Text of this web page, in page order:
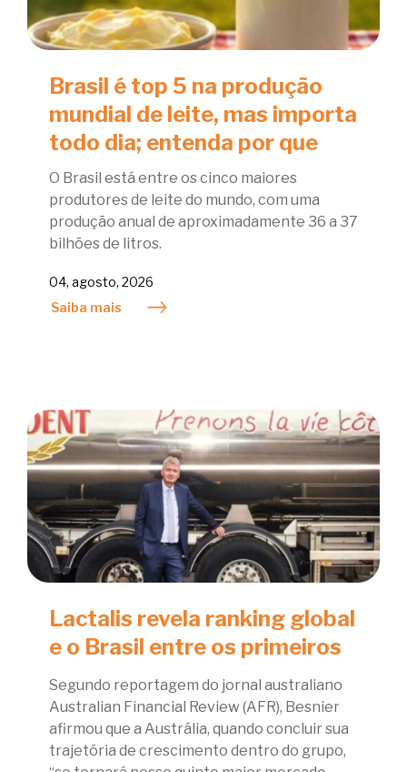
Brasil é top 5 na produção
mundial de leite, mas importa
todo dia; entenda por que
O Brasil está entre os cinco maiores
produtores de leite do mundo, com uma
produção anual de aproximadamente 36 a 37
bilhões de litros.
04, agosto, 2026
Saiba mais
Lactalis revela ranking global
e o Brasil entre os primeiros
Segundo reportagem do jornal australiano
Australian Financial Review (AFR), Besnier
afirmou que a Austrália, quando concluir sua
trajetória de crescimento dentro do grupo,